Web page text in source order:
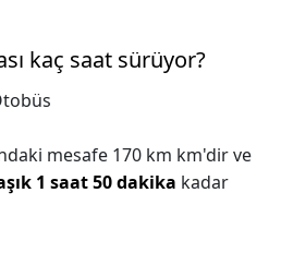
kaç saat sürüyor?
mesafe 170 km km'dir ve
1 saat 50 dakika kadar